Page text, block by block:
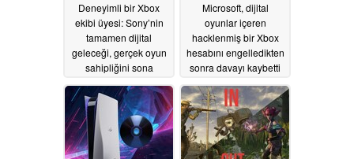
Deneyimli bir Xbox
ekibi üyesi: Sony’nin
tamamen dijital
geleceği, gerçek oyun
sahipliğini sona
07/13/2026
Microsoft, dijital
oyunlar içeren
hacklenmiş bir Xbox
hesabını engelledikten
sonra davayı kaybetti
07/11/2026